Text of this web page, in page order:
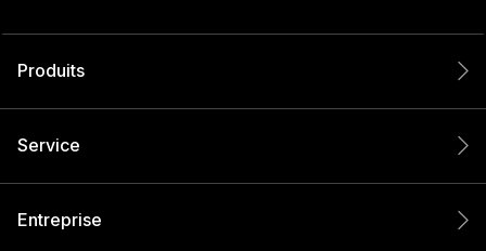
Produits
Service
Entreprise